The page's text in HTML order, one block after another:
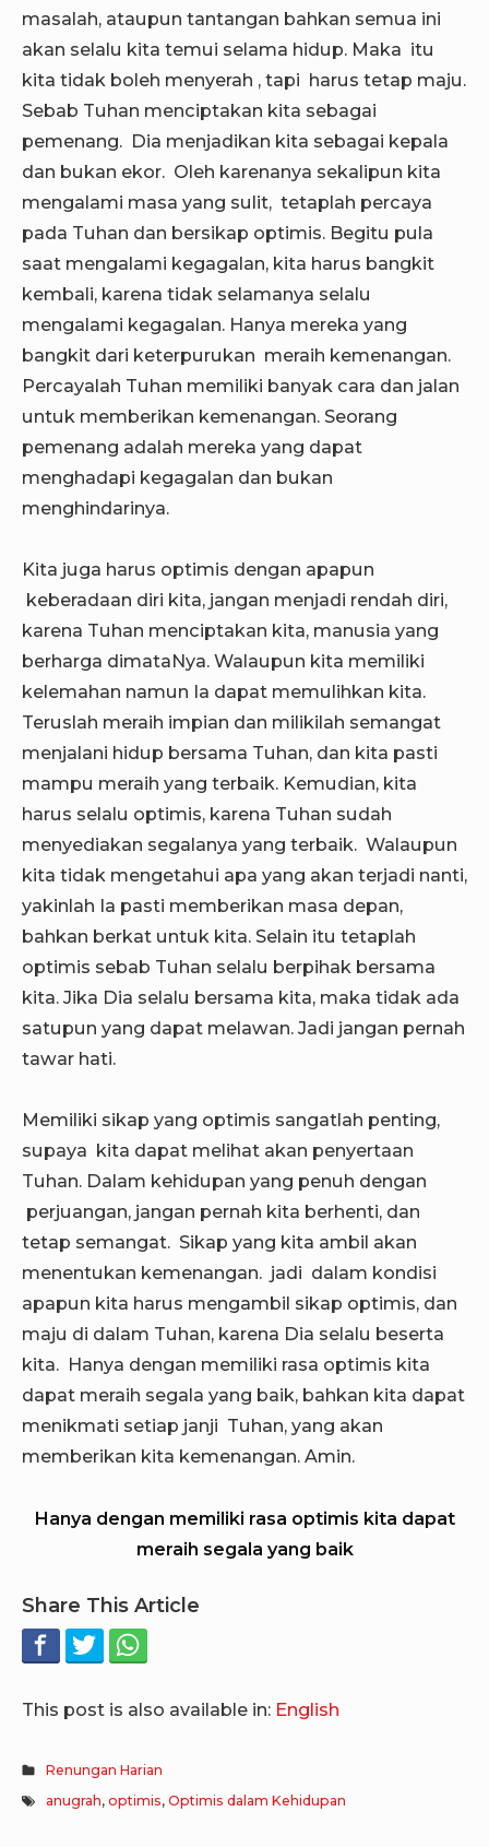
masalah, ataupun tantangan bahkan semua ini
akan selalu kita temui selama hidup. Maka itu
kita tidak boleh menyerah , tapi harus tetap maju.
Sebab Tuhan menciptakan kita sebagai
pemenang. Dia menjadikan kita sebagai kepala
dan bukan ekor. Oleh karenanya sekalipun kita
mengalami masa yang sulit, tetaplah percaya
pada Tuhan dan bersikap optimis. Begitu pula
saat mengalami kegagalan, kita harus bangkit
kembali, karena tidak selamanya selalu
mengalami kegagalan. Hanya mereka yang
bangkit dari keterpurukan meraih kemenangan.
Percayalah Tuhan memiliki banyak cara dan jalan
untuk memberikan kemenangan. Seorang
pemenang adalah mereka yang dapat
menghadapi kegagalan dan bukan
menghindarinya.
Kita juga harus optimis dengan apapun
keberadaan diri kita, jangan menjadi rendah diri,
karena Tuhan menciptakan kita, manusia yang
berharga dimataNya. Walaupun kita memiliki
kelemahan namun Ia dapat memulihkan kita.
Teruslah meraih impian dan milikilah semangat
menjalani hidup bersama Tuhan, dan kita pasti
mampu meraih yang terbaik. Kemudian, kita
harus selalu optimis, karena Tuhan sudah
menyediakan segalanya yang terbaik. Walaupun
kita tidak mengetahui apa yang akan terjadi nanti,
yakinlah Ia pasti memberikan masa depan,
bahkan berkat untuk kita. Selain itu tetaplah
optimis sebab Tuhan selalu berpihak bersama
kita. Jika Dia selalu bersama kita, maka tidak ada
satupun yang dapat melawan. Jadi jangan pernah
tawar hati.
Memiliki sikap yang optimis sangatlah penting,
supaya kita dapat melihat akan penyertaan
Tuhan. Dalam kehidupan yang penuh dengan
perjuangan, jangan pernah kita berhenti, dan
tetap semangat. Sikap yang kita ambil akan
menentukan kemenangan. jadi dalam kondisi
apapun kita harus mengambil sikap optimis, dan
maju di dalam Tuhan, karena Dia selalu beserta
kita. Hanya dengan memiliki rasa optimis kita
dapat meraih segala yang baik, bahkan kita dapat
menikmati setiap janji Tuhan, yang akan
memberikan kita kemenangan. Amin.
Hanya dengan memiliki rasa optimis kita dapat
meraih segala yang baik
Share This Article
This post is also available in: English
Renungan Harian
anugrah,optimis,Optimis dalam Kehidupan